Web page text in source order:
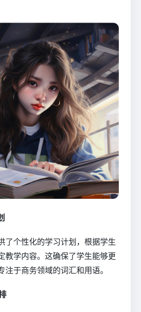
了个性化的学习计划，根据学生
教学内容。这确保了学生能够更
注于商务领域的词汇和用语。